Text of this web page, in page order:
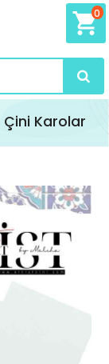
shopping_cart
0
Çini Karolar